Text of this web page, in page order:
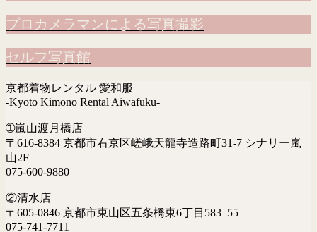
プロカメラマンによる写真撮影
セルフ写真館
京都着物レンタル 愛和服
-Kyoto Kimono Rental Aiwafuku-
➀嵐山渡月橋店
〒616-8384 京都市右京区嵯峨天龍寺造路町31-7 シナリー嵐
山2F
075-600-9880
②清水店
〒605-0846 京都市東山区五条橋東6丁目583ｰ55
075-741-7711